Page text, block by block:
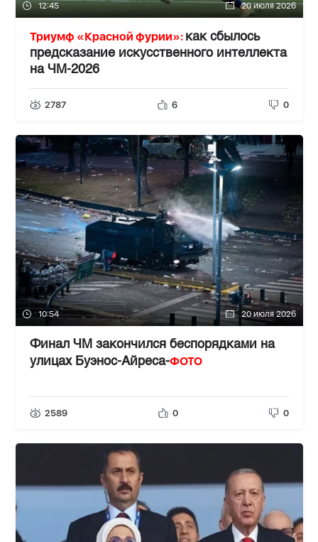
12:45 20 июля 2026
Триумф «Красной фурии»: как сбылось
предсказание искусственного интеллекта
на ЧМ-2026
2787 6 0
10:54 20 июля 2026
Финал ЧМ закончился беспорядками на
улицах Буэнос-Айреса-ФОТО
2589 0 0